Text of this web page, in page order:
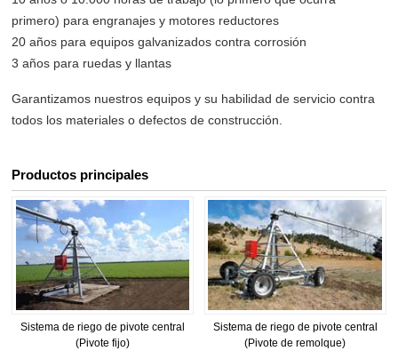
primero) para engranajes y motores reductores
20 años para equipos galvanizados contra corrosión
3 años para ruedas y llantas
Garantizamos nuestros equipos y su habilidad de servicio contra
todos los materiales o defectos de construcción.
Productos principales
Sistema de riego de pivote central
(Pivote fijo)
Sistema de riego de pivote central
(Pivote de remolque)